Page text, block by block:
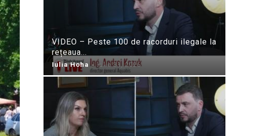
VIDEO – Peste 100 de racorduri ilegale la
rețeaua...
Iulia Hoha - iulie 31, 2026